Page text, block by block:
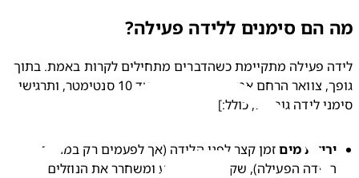
הם סימנים ללידה פעילה?
לידה פעילה מתקיימת כשהדברים מתחילים לקרות באמת. בתוך
גופך, צוואר הרחם אמור להתרחב מ-6 עד 10 סנטימטר, ותרגישי
לידה גוברים, כולל:]
מים
זמן קצר לפני הלידה (אך לפעמים רק במהלך
הלידה הפעילה), שק השפיר פוקע ומשחרר את הנוזלים